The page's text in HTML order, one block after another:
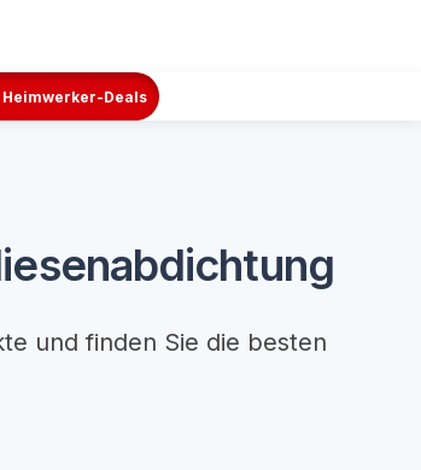
Heimwerker-Deals
und finden Sie die besten